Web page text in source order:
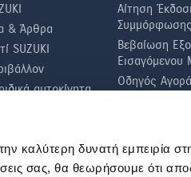
καλύτερη δυνατή εμπειρία
σας, θα θεωρήσουμε ότι
& Άρθρα
SUZUKI
αυτοκίνητα
Αίτηση
Βεβαίωση
Εισαγόμενου
Οδηγός
Ιστορικοί
Συμβουλές
Οικονομία